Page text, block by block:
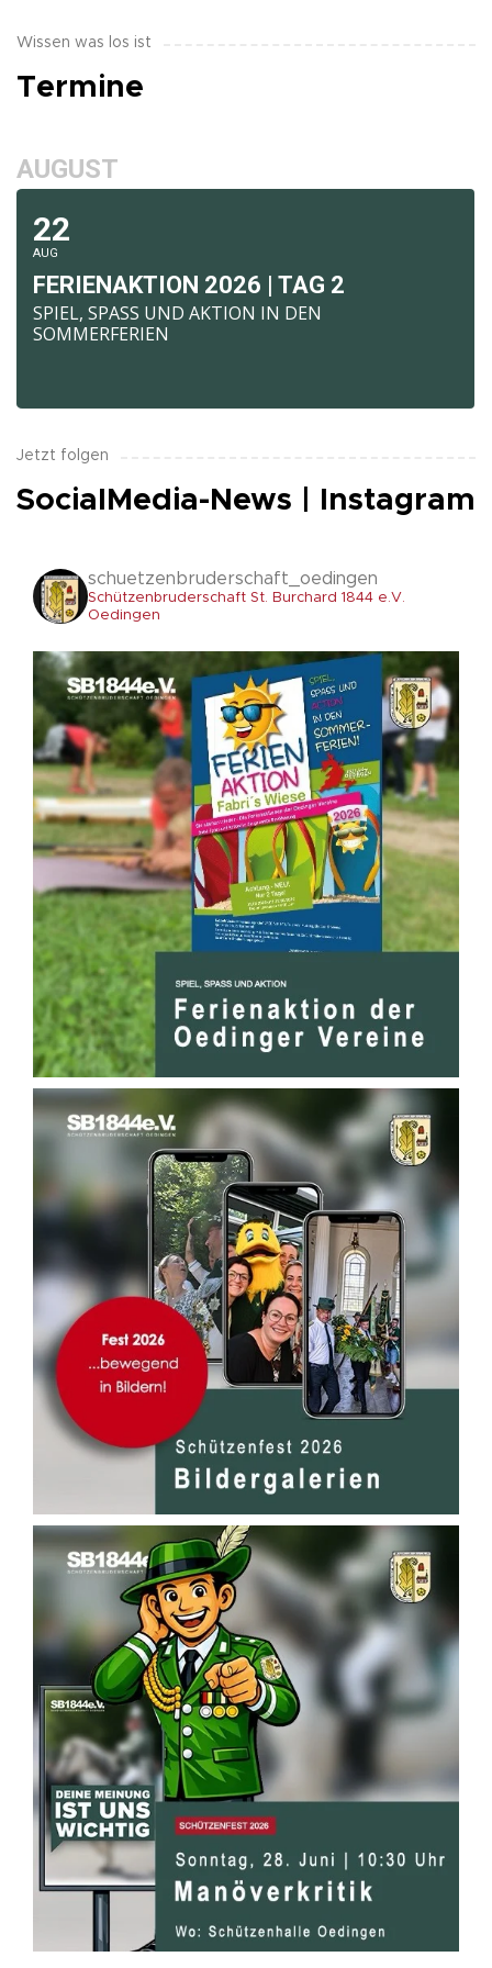
Wissen was los ist
Termine
AUGUST
22
AUG
FERIENAKTION 2026 | TAG 2
SPIEL, SPASS UND AKTION IN DEN
SOMMERFERIEN
Jetzt folgen
SocialMedia-News | Instagram
schuetzenbruderschaft_oedingen
Schützenbruderschaft St. Burchard 1844 e.V.
Oedingen
RUND UM DIE MITGLIEDSCHAFT